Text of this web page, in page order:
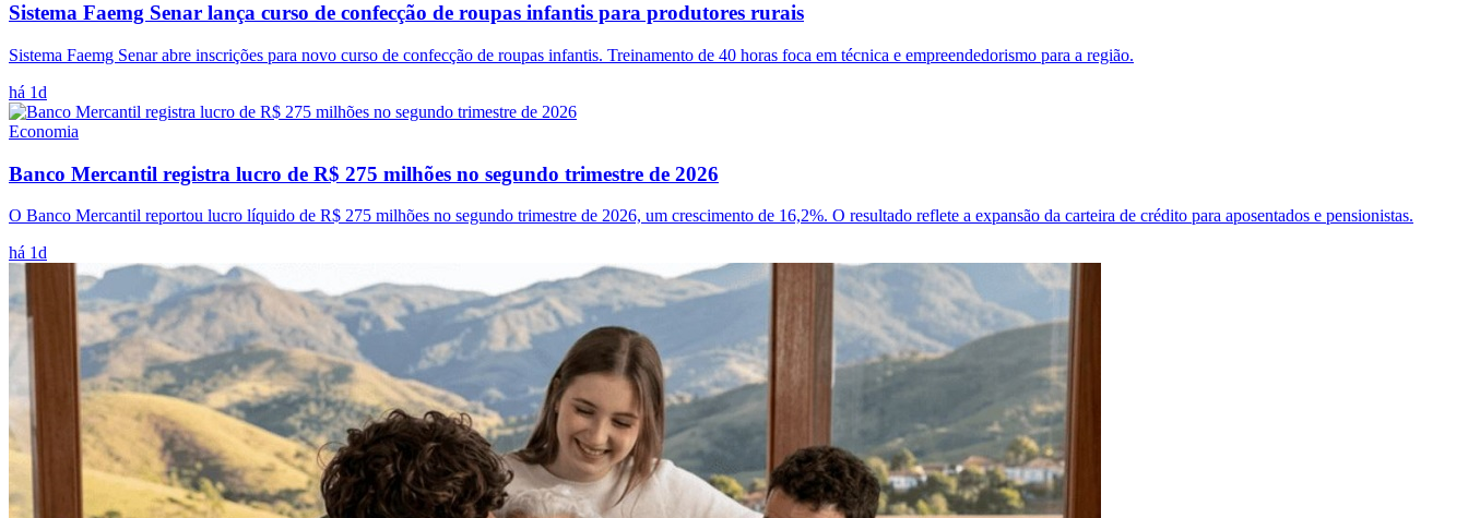
Sistema Faemg Senar lança curso de confecção de roupas infantis para produtores rurais
Sistema Faemg Senar abre inscrições para novo curso de confecção de roupas infantis. Treinamento de 40 horas foca em técnica e empreendedorismo para a região.
há 1d
Economia
Banco Mercantil registra lucro de R$ 275 milhões no segundo trimestre de 2026
O Banco Mercantil reportou lucro líquido de R$ 275 milhões no segundo trimestre de 2026, um crescimento de 16,2%. O resultado reflete a expansão da carteira de crédito para aposentados e pensionistas.
há 1d